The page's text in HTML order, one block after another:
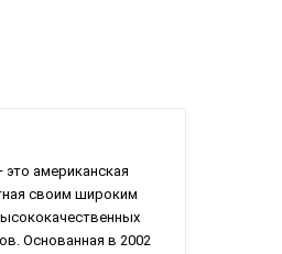
американская
своим широким
Основанная в 2002